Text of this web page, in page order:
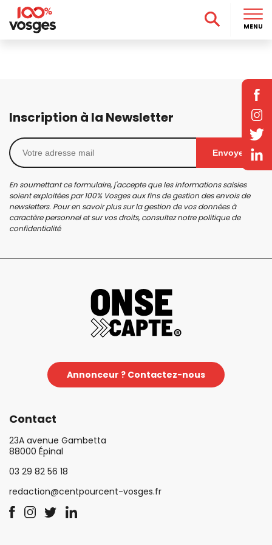
Inscription à la Newsletter
Envoyer
En soumettant ce formulaire, j'accepte que les informations saisies
soient exploitées par 100% Vosges aux fins de gestion des envois de
newsletters. Pour en savoir plus sur la gestion de vos données à
caractère personnel et sur vos droits, consultez notrepolitique de
confidentialité
Annonceur ? Contactez-nous
Contact
23A avenue Gambetta
88000 Épinal
03 29 82 56 18
redaction@centpourcent-vosges.fr
MENU